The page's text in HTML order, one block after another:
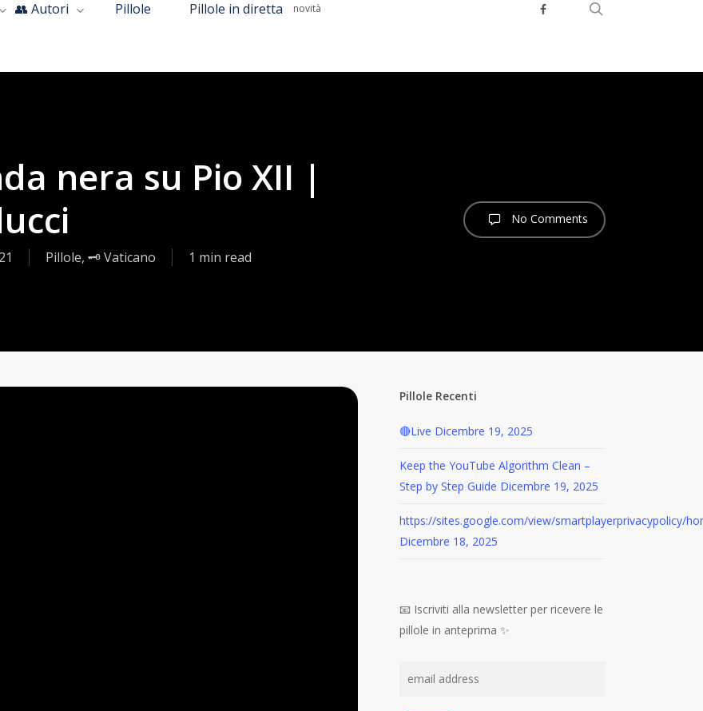
👥 Autori Pillole Pillole in diretta novità facebookyoutubetelegram
nera su Pio XII |
Pillole, 🗝️ Vaticano 1 min read
No Comments
Pillole Recenti
🔴Live Dicembre 19, 2025
Keep the YouTube Algorithm Clean –
Step by Step Guide Dicembre 19, 2025
https://sites.google.com/view/smartplayerprivacypolicy/
Dicembre 18, 2025
📧 Iscriviti alla newsletter per ricevere le
pillole in anteprima ✨